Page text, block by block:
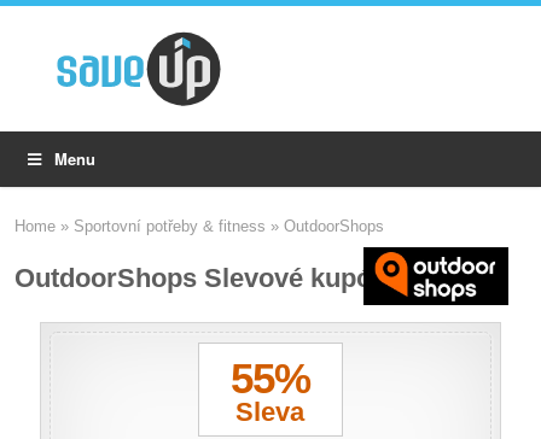
Menu
Home » Sportovní potřeby & fitness »OutdoorShops
OutdoorShops Slevové kupóny
55%
Sleva